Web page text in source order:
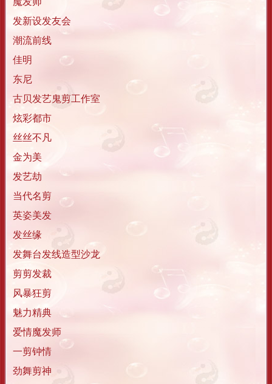
发新设发友会
潮流前线
佳明
东尼
古贝发艺鬼剪工作室
炫彩都市
丝丝不凡
金为美
发艺劫
当代名剪
英姿美发
发丝缘
发舞台发线造型沙龙
剪剪发裁
风暴狂剪
魅力精典
爱情魔发师
一剪钟情
劲舞剪神